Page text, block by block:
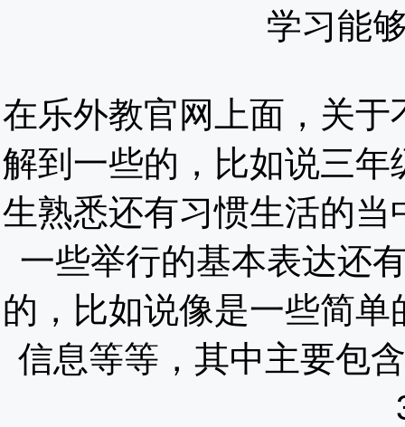
学习能
在乐外教官网上面，关
解到一些的，比如说三
生熟悉还有习惯生活的
一些举行的基本表达还
的，比如说像是一些简
信息等等，其中主要包